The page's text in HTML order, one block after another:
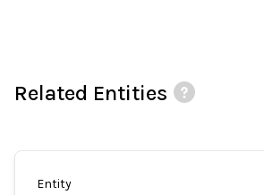
Related Entities
Entity